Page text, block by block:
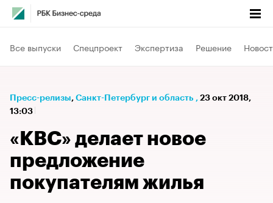
Все выпуски Спецпроект Экспертиза Решение
Пресс-релизы⁠, Санкт-Петербург и область , 23 окт 2018,
13:03
«КВС» делает новое
предложение
покупателям жилья